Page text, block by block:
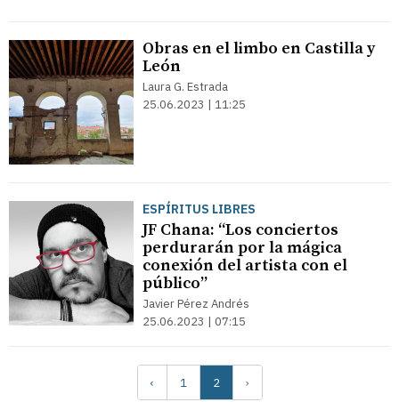
Obras en el limbo en Castilla y
León
Laura G. Estrada
25.06.2023 | 11:25
ESPÍRITUS LIBRES
JF Chana: “Los conciertos
perdurarán por la mágica
conexión del artista con el
público”
Javier Pérez Andrés
25.06.2023 | 07:15
‹ 1 2 ›